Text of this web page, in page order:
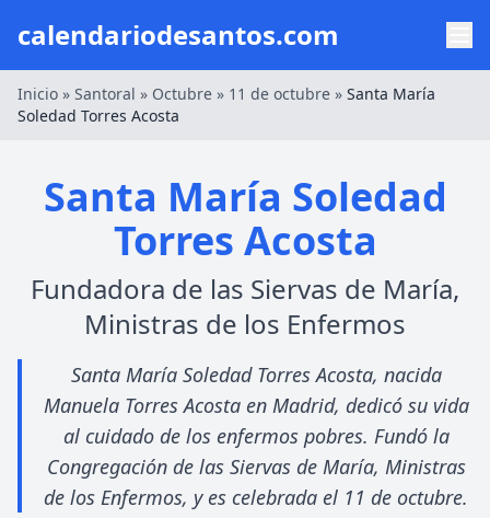
calendariodesantos.com
Inicio » Santoral » Octubre » 11 de octubre » Santa María
Soledad Torres Acosta
Santa María Soledad
Torres Acosta
Fundadora de las Siervas de María,
Ministras de los Enfermos
Santa María Soledad Torres Acosta, nacida
Manuela Torres Acosta en Madrid, dedicó su vida
al cuidado de los enfermos pobres. Fundó la
Congregación de las Siervas de María, Ministras
de los Enfermos, y es celebrada el 11 de octubre.